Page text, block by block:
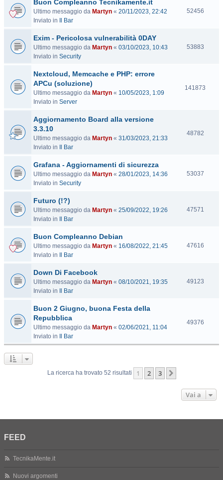
t
Buon Compleanno Tecnikamente.it
Ultimo messaggio da Martyn « 20/11/2023, 22:42
Inviato in
Il Bar
52456V
t
Exim - Pericolosa vulnerabilità 0DAY
Ultimo messaggio da Martyn « 03/10/2023, 10:43
Inviato in Security
53883V
e
Nextcloud, Memcache e PHP: errore
APCu (soluzione)
Ultimo messaggio da Martyn « 10/05/2023, 1:09
Inviato in Server
141873
Aggiornamento Board alla versione
3.3.10
Ultimo messaggio da Martyn « 31/03/2023, 21:33
Inviato in
Il Bar
48782V
Grafana - Aggiornamenti di sicurezza
Ultimo messaggio da Martyn « 28/01/2023, 14:36
Inviato in Security
53037V
Futuro (!?)
Ultimo messaggio da Martyn « 25/09/2022, 19:26
Inviato in
Il Bar
47571
t
Buon Compleanno Debian
Ultimo messaggio da Martyn « 16/08/2022, 21:45
Inviato in
Il Bar
47616V
t
Down Di Facebook
Ultimo messaggio da Martyn « 08/10/2021, 19:35
Inviato in
Il Bar
49123V
e
Buon 2 Giugno, buona Festa della
Repubblica
Ultimo messaggio da Martyn « 02/06/2021, 11:04
Inviato in
Il Bar
49376V
La ricerca ha trovato 52 risultati
1 2 3
Vai a
FEED
TecnikaMente.it
Nuovi argomenti